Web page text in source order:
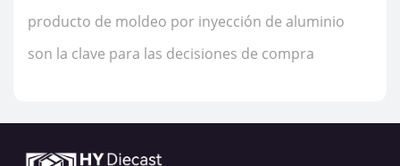
producto de moldeo por inyección de aluminio
son la clave para las decisiones de compra